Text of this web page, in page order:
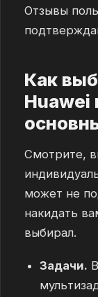
Отзывы
Как
Huawei
Смотрите,
может не
накидать
выбирал.
Задачи.